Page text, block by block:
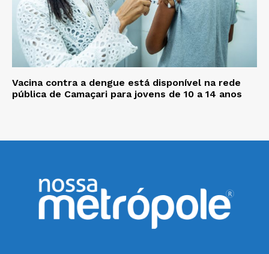
Vacina contra a dengue está disponível na rede
pública de Camaçari para jovens de 10 a 14 anos